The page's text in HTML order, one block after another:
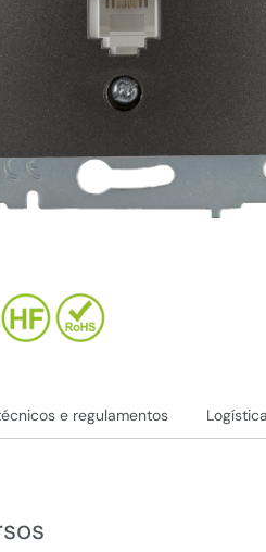
e regulamentos Logística